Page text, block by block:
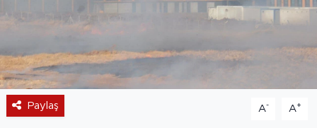
Paylaş A- A+